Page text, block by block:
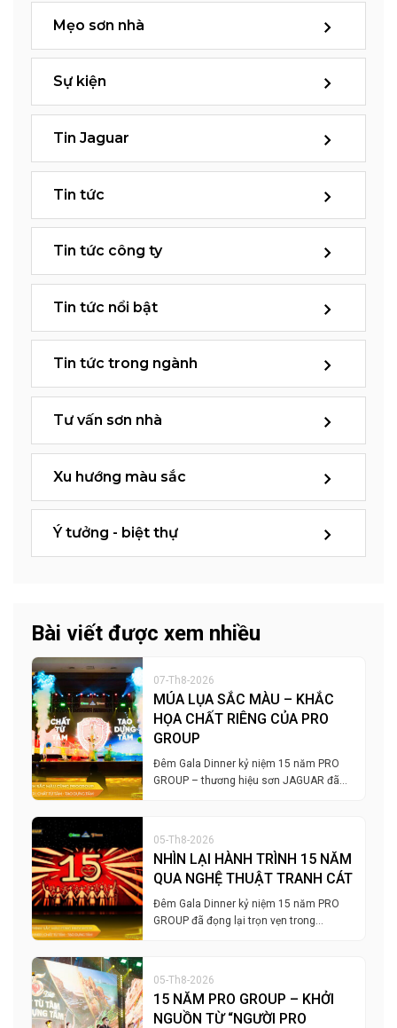
Mẹo sơn nhà
Sự kiện
Tin Jaguar
Tin tức
Tin tức công ty
Tin tức nổi bật
Tin tức trong ngành
Tư vấn sơn nhà
Xu hướng màu sắc
Ý tưởng - biệt thự
Bài viết được xem nhiều
07-Th8-2026
MÚA LỤA SẮC MÀU – KHẮC
HỌA CHẤT RIÊNG CỦA PRO
GROUP
Đêm Gala Dinner kỷ niệm 15 năm PRO
GROUP – thương hiệu sơn JAGUAR đã…
05-Th8-2026
NHÌN LẠI HÀNH TRÌNH 15 NĂM
QUA NGHỆ THUẬT TRANH CÁT
Đêm Gala Dinner kỷ niệm 15 năm PRO
GROUP đã đọng lại trọn vẹn trong…
05-Th8-2026
15 NĂM PRO GROUP – KHỞI
NGUỒN TỪ “NGƯỜI PRO